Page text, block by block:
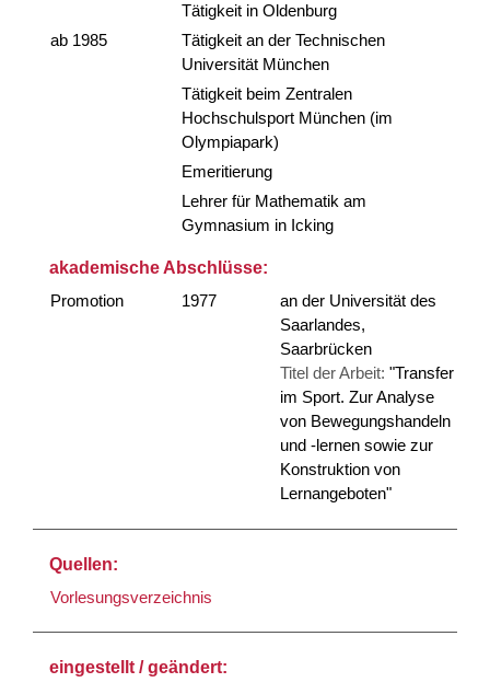
Tätigkeit in Oldenburg
ab 1985
Tätigkeit an der Technischen
Universität München
Tätigkeit beim Zentralen
Hochschulsport München (im
Olympiapark)
Emeritierung
Lehrer für Mathematik am
Gymnasium in Icking
akademische Abschlüsse:
Promotion
1977
an der Universität des
Saarlandes,
Saarbrücken
Titel der Arbeit: "Transfer
im Sport. Zur Analyse
von Bewegungshandeln
und -lernen sowie zur
Konstruktion von
Lernangeboten"
Quellen:
Vorlesungsverzeichnis
eingestellt / geändert: